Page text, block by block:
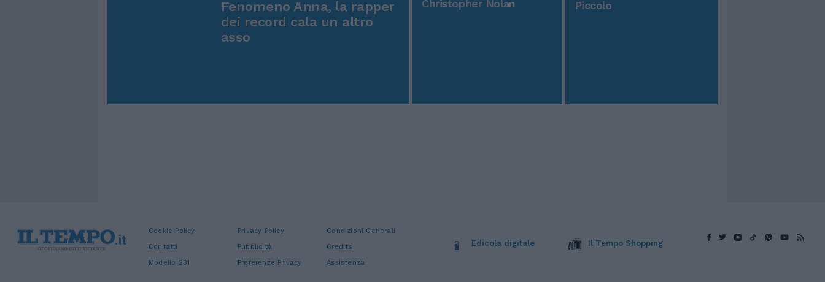
Fenomeno Anna, la rapper
dei record cala un altro
asso
Christopher Nolan
Piccolo
Cookie Policy Privacy Policy
Condizioni Generali
Contatti
Pubblicità
Credits
Modello 231
Preferenze Privacy Assistenza
Edicola digitale Il Tempo Shopping